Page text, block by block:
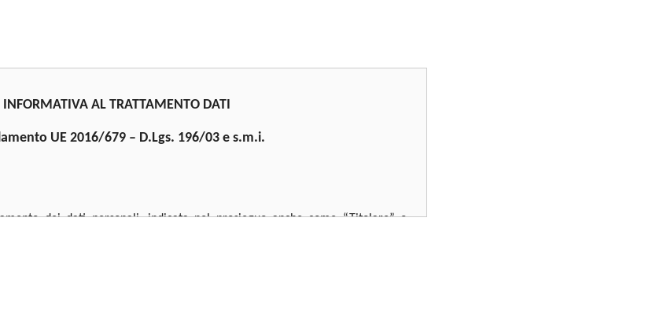
INFORMATIVA AL TRATTAMENTO DATI
UE 2016/679 – D.Lgs. 196/03 e s.m.i.
dei dati personali, indicata nel prosieguo anche come “Titolare” o